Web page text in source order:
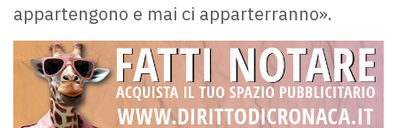
appartengono e mai ci apparterranno».